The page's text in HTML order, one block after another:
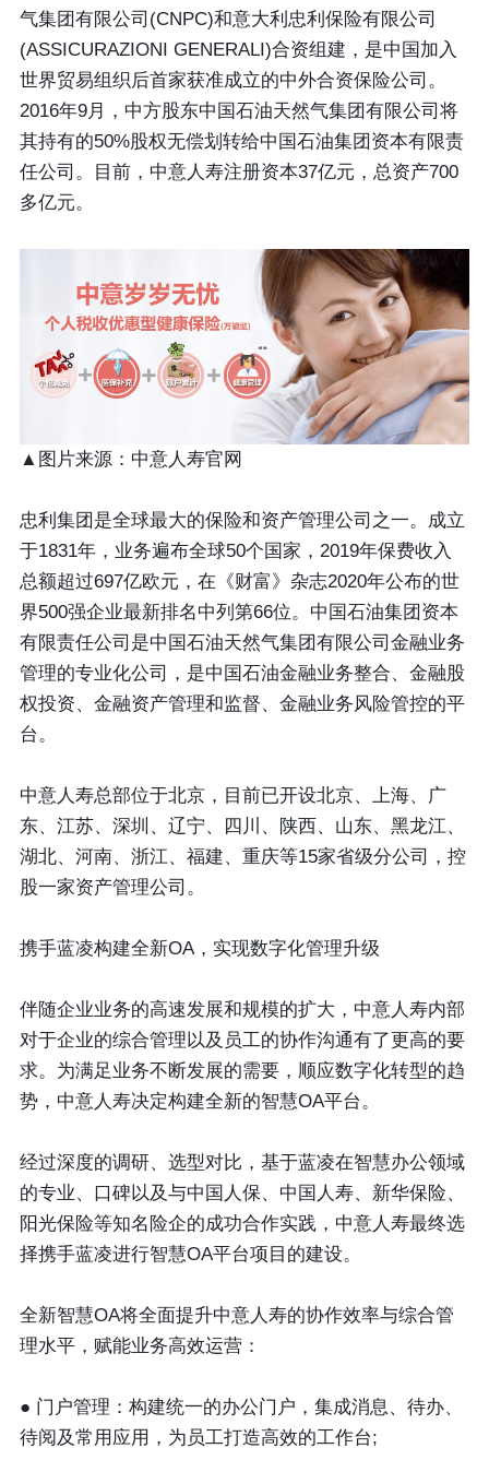
气集团有限公司(CNPC)和意大利忠利保险有限公司
(ASSICURAZIONI GENERALI)合资组建，是中国加入
世界贸易组织后首家获准成立的中外合资保险公司。
2016年9月，中方股东中国石油天然气集团有限公司将
其持有的50%股权无偿划转给中国石油集团资本有限责
任公司。目前，中意人寿注册资本37亿元，总资产700
多亿元。
▲图片来源：中意人寿官网
忠利集团是全球最大的保险和资产管理公司之一。成立
于1831年，业务遍布全球50个国家，2019年保费收入
总额超过697亿欧元，在《财富》杂志2020年公布的世
界500强企业最新排名中列第66位。中国石油集团资本
有限责任公司是中国石油天然气集团有限公司金融业务
管理的专业化公司，是中国石油金融业务整合、金融股
权投资、金融资产管理和监督、金融业务风险管控的平
台。
中意人寿总部位于北京，目前已开设北京、上海、广
东、江苏、深圳、辽宁、四川、陕西、山东、黑龙江、
湖北、河南、浙江、福建、重庆等15家省级分公司，控
股一家资产管理公司。
携手蓝凌构建全新OA，实现数字化管理升级
伴随企业业务的高速发展和规模的扩大，中意人寿内部
对于企业的综合管理以及员工的协作沟通有了更高的要
求。为满足业务不断发展的需要，顺应数字化转型的趋
势，中意人寿决定构建全新的智慧OA平台。
经过深度的调研、选型对比，基于蓝凌在智慧办公领域
的专业、口碑以及与中国人保、中国人寿、新华保险、
阳光保险等知名险企的成功合作实践，中意人寿最终选
择携手蓝凌进行智慧OA平台项目的建设。
全新智慧OA将全面提升中意人寿的协作效率与综合管
理水平，赋能业务高效运营：
● 门户管理：构建统一的办公门户，集成消息、待办、
待阅及常用应用，为员工打造高效的工作台;